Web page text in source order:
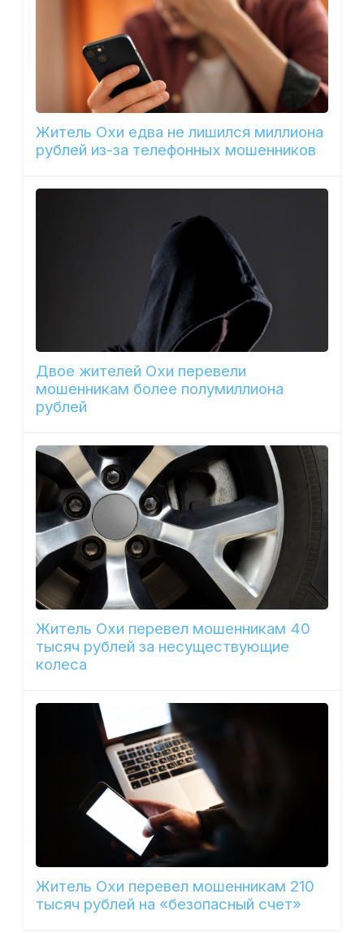
Житель Охи едва не лишился миллиона
рублей из-за телефонных мошенников
Двое жителей Охи перевели
мошенникам более полумиллиона
рублей
Житель Охи перевел мошенникам 40
тысяч рублей за несуществующие
колеса
Житель Охи перевел мошенникам 210
тысяч рублей на «безопасный счет»